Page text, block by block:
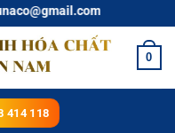
0
414 118